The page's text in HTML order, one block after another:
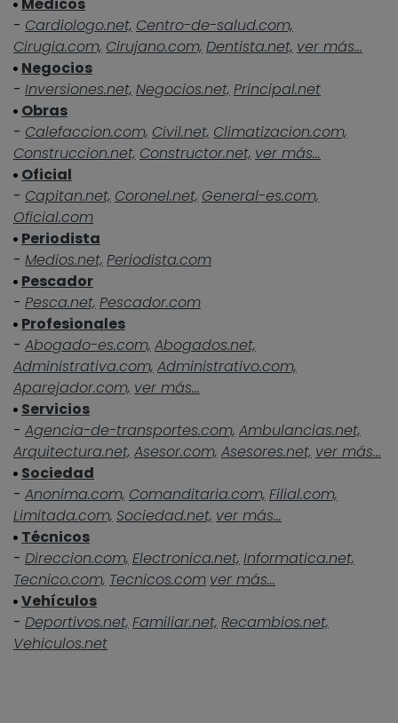
- Cardiologo.net, Centro-de-salud.com,
Cirugia.com, Cirujano.com, Dentista.net, ver más...
Negocios
- Inversiones.net, Negocios.net, Principal.net
Obras
- Calefaccion.com, Civil.net, Climatizacion.com,
Construccion.net, Constructor.net, ver más...
Oficial
- Capitan.net, Coronel.net, General-es.com,
Oficial.com
Periodista
- Medios.net, Periodista.com
Pescador
- Pesca.net, Pescador.com
Profesionales
- Abogado-es.com, Abogados.net,
Administrativa.com, Administrativo.com,
Aparejador.com, ver más...
Servicios
- Agencia-de-transportes.com, Ambulancias.net,
Arquitectura.net, Asesor.com, Asesores.net, ver más...
Sociedad
- Anonima.com, Comanditaria.com, Filial.com,
Limitada.com, Sociedad.net, ver más...
Técnicos
- Direccion.com, Electronica.net, Informatica.net,
Tecnico.com, Tecnicos.com ver más...
Vehículos
- Deportivos.net, Familiar.net, Recambios.net,
Vehiculos.net